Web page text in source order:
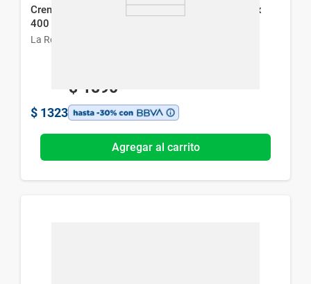
Crema de Ducha La Roche-Posay Lipikar Syndet x
400 ml
La Roche-Posay
$ 1890
$ 1323
Agregar al carrito